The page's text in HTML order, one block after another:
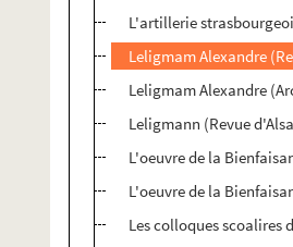
L'artillerie
Leligmam Alexandre
Leligmam Alexandre
Leligmann (Revue
L'oeuvre de la
L'oeuvre de la
Les colloques scoalires